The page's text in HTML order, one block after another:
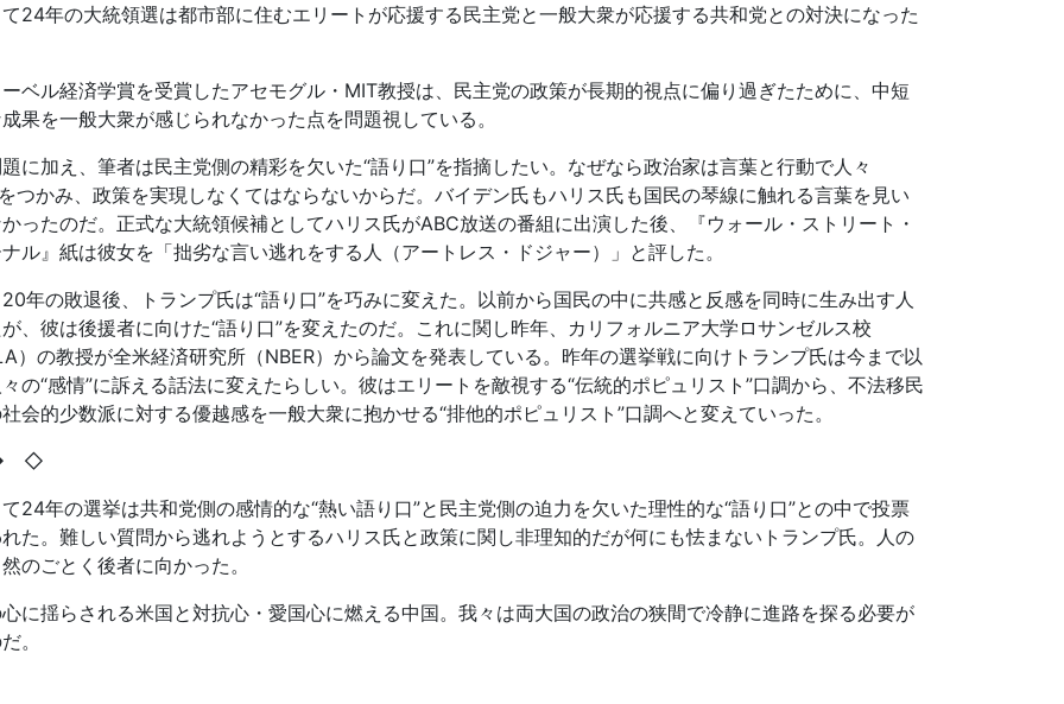
24年の大統領選は都市部に住むエリートが応援する民主党と一般大衆が応援する共和党との対決になった
ベル経済学賞を受賞したアセモグル・ MIT教授は、民主党の政策が長期的視点に偏り過ぎたために、中短
果を一般大衆が感じられなかった点を問題視している。
に加え、筆者は民主党側の精彩を欠いた“語り口”を指摘したい。なぜなら政治家は言葉と行動で人々
つかみ、政策を実現しなくてはならないからだ。バイデン氏もハリス氏も国民の琴線に触れる言葉を見い
ったのだ。正式な大統領候補としてハリス氏がABC放送の番組に出演した後、『ウォール・ストリート・
ル』紙は彼女を「拙劣な言い逃れをする人（アートレス・ドジャー）」と評した。
20年の敗退後、トランプ氏は“語り口”を巧みに変えた。以前から国民の中に共感と反感を同時に生み出す人
、彼は後援者に向けた“語り口”を変えたのだ。これに関し昨年、カリフォルニア大学ロサンゼルス校
）の教授が全米経済研究所（NBER）から論文を発表している。昨年の選挙戦に向けトランプ氏は今まで以
の“感情”に訴える話法に変えたらしい。彼はエリートを敵視する“伝統的ポピュリスト ”口調から、不法移民
会的少数派に対する優越感を一般大衆に抱かせる“排他的ポピュリスト ”口調へと変えていった。
◇
24年の選挙は共和党側の感情的な“熱い語り口”と民主党側の迫力を欠いた理性的な“語り口”との中で投票
た。難しい質問から逃れようとするハリス氏と政策に関し非理知的だが何にも怯まないトランプ氏。人の
のごとく後者に向かった。
に揺らされる米国と対抗心・愛国心に燃える中国。我々は両大国の政治の狭間で冷静に進路を探る必要が
。